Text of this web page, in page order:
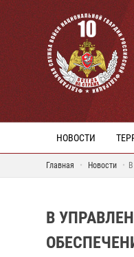
НОВОСТИ
Главная Новости
В